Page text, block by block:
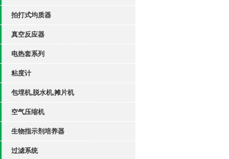
拍打式均质器
真空反应器
电热套系列
粘度计
包埋机,脱水机,摊片机
空气压缩机
生物指示剂培养器
过滤系统